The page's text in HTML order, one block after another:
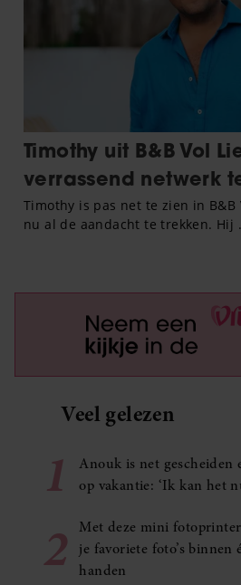
Veel gelezen
1
Anouk is net gescheiden
op vakantie: ‘Ik kan het
2
Met deze mini
je favoriete foto’s
handen